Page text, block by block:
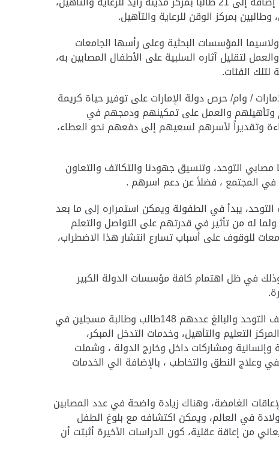
المؤسسات البحثية وعلى رأسها الجامعات
لتقليل آثاره السلبية على الأطفال المصابين به،
الفئات.
/ وام/ حرص دولة الإمارات على توفير حياة كريمة
وتأهيلهم والعمل على تمكينهم ودمجهم في
وتقديراً لأسرهم لسعيهم إلى دفعهم نحو العطاء،
التوحد، وتنسيق جهودنا والتكاتف والتعاون
في المجتمع ، فضلاً عن دعم اسرهم .
إلى أن واحد من كل 160 طفلًا حول العالم مصاب بطيف التوحد، يبدأ في الطفولة ويمكن استمراره إلى ما بعد
ولما له من تأثير في قدرتهم على التواصل والتعلم
للوقوف على أسباب تسارع انتشار هذا الاضطراب،
وذلك في ظل اهتمام كافة مؤسسات الدولة الكبير
ويقدم مركز أبوظبي للتوحد بمنطقة الزعفرانة بأبوظبي التابع لمؤسسة زايد العليا عددا من الخدمات لطلبة اضطراب طيف التوحد والبالغ عددهم 148طالب وطالبة مسجلين في
إلى 27 بالتأهيل المهني وتتضمن خدمات المركز التعليم والتأهيل، وخدمات التدخل المبكر،
ومشاركات داخل وخارج الدولة ، وشملت
وعلاج النطق والتخاطب ، بالإضافة الي الخدمات
الغامضة، وهناك زيادة واضحة في عدد المصابين
التوحد يصيب 15 طفلاً من كل عشرة آلاف حالة ولادة في العالم، ويمكن اكتشافه مع بلوغ الطفل
من إعاقة عقلية، كون الدراسات الأخيرة أثبتت أن